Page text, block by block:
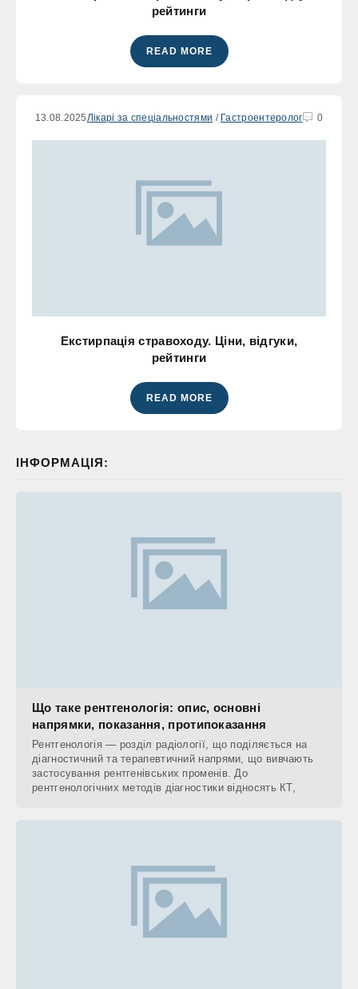
рейтинги
READ MORE
13.08.2025 Лікарі за спеціальностями / Гастроентеролог 0
Екстирпація стравоходу. Ціни, відгуки,
рейтинги
READ MORE
ІНФОРМАЦІЯ:
Що таке рентгенологія: опис, основні
напрямки, показання, протипоказання
Рентгенологія — розділ радіології, що поділяється на
діагностичний та терапевтичний напрями, що вивчають
застосування рентгенівських променів. До
рентгенологічних методів діагностики відносять КТ,